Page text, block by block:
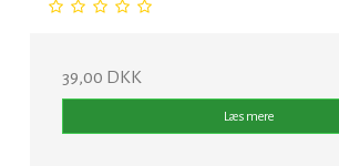
39,00 DKK
Læs mere